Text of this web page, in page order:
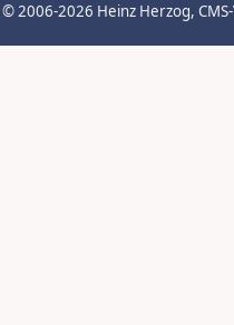
© 2006-2026 Heinz Herzog,